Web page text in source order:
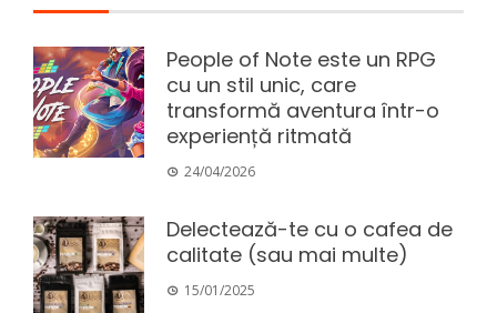
People of Note este un RPG
cu un stil unic, care
transformă aventura într-o
experiență ritmată
24/04/2026
Delectează-te cu o cafea de
calitate (sau mai multe)
15/01/2025